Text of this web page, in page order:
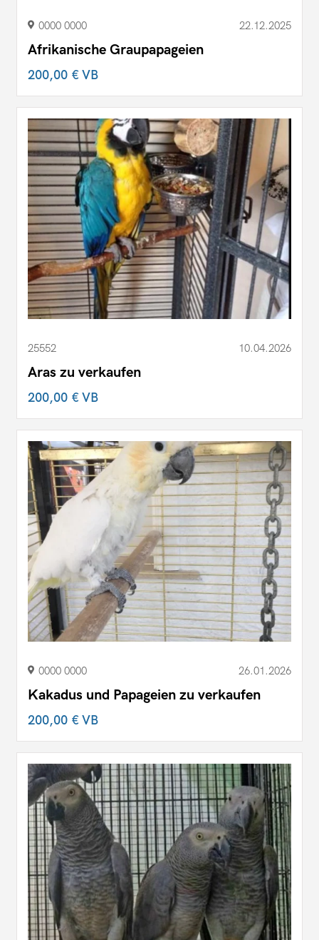
0000 0000 22.12.2025
Afrikanische Graupapageien
200,00 €VB
25552 10.04.2026
Aras zu verkaufen
200,00 €VB
0000 0000 26.01.2026
Kakadus und Papageien zu verkaufen
200,00 €VB